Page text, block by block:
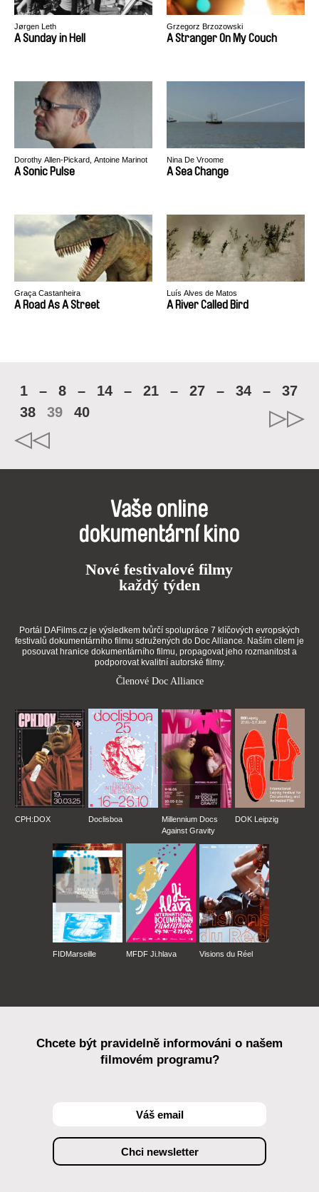
Jørgen Leth
A Sunday in Hell
Grzegorz Brzozowski
A Stranger On My Couch
Dorothy Allen-Pickard, Antoine Marinot
A Sonic Pulse
Nina De Vroome
A Sea Change
Graça Castanheira
A Road As A Street
Luís Alves de Matos
A River Called Bird
1 – 8 – 14 – 21 – 27 – 34 –
37
38
39 40
Vaše online
dokumentární kino
Nové festivalové filmy
každý týden
Portál DAFilms.cz je výsledkem tvůrčí spolupráce 7 klíčových evropských
festivalů dokumentárního filmu sdružených do Doc Alliance. Naším cílem je
posouvat hranice dokumentárního filmu, propagovat jeho rozmanitost a
podporovat kvalitní autorské filmy.
Členové Doc Alliance
CPH:DOX Doclisboa
Millennium Docs
Against Gravity
DOK Leipzig
FIDMarseille MFDF Ji.hlava Visions du Réel
Chcete být pravidelně informováni o našem
filmovém programu?